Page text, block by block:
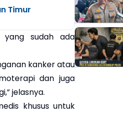
Timur
yang sudah ada
kanker atau
dan juga
jelasnya.
khusus untuk